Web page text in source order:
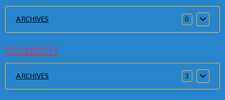
ARCHIVES 0
CYCLOCROSS TV
ARCHIVES 3